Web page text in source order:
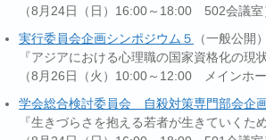
（8月24日（日）16:00～18:00 502会議室
実行委員会企画シンポジウム５
（一般公開）
『アジアにおける心理職の国家資格化の現
（8月26日（火）10:00～12:00 メインホー
学会総合検討委員会 自殺対策専門部会企
『生きづらさを抱える若者が生きていくた